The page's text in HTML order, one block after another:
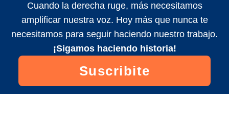
Cuando la derecha ruge, más necesitamos
amplificar nuestra voz. Hoy más que nunca te
necesitamos para seguir haciendo nuestro trabajo.
¡Sigamos haciendo historia!
Suscribite